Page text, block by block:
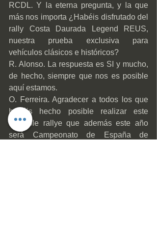
RCDL. Y la eterna pregunta, y la que
más nos importa ¿Habéis disfrutado del
rally Costa Daurada Legend REUS,
nuestra prueba exclusiva para
vehículos clásicos e históricos?
R. Alonso. La respuesta es SI y mucho,
de hecho, siempre que nos es posible
aquí estamos.
O. Ferreira. Agradecer a todos los que
habéis hecho posible realizar este
increíble rallye que además este año
será Campeonato de España de